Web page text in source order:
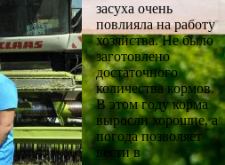
засуха очень
повлияла на работу
хозяйства. Не было
заготовлено
достаточного
количества кормов.
В этом году корма
выросли хорошие, а
погода позволяет
вести в